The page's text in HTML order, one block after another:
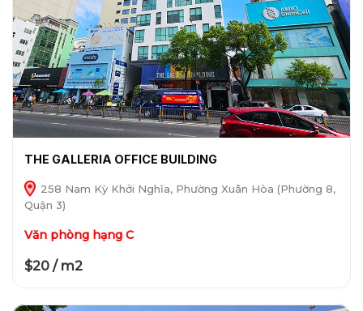
THE GALLERIA OFFICE BUILDING
258 Nam Kỳ Khởi Nghĩa, Phường Xuân Hòa (Phường 8,
Quận 3)
Văn phòng hạng C
$20 / m2